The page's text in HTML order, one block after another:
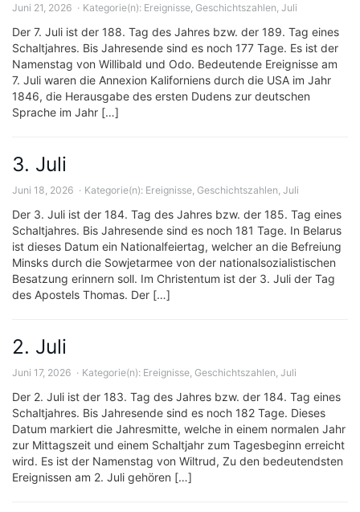
Juni 21, 2026 Kategorie(n): Ereignisse, Geschichtszahlen, Juli
Der 7. Juli ist der 188. Tag des Jahres bzw. der 189. Tag eines
Schaltjahres. Bis Jahresende sind es noch 177 Tage. Es ist der
Namenstag von Willibald und Odo. Bedeutende Ereignisse am
7. Juli waren die Annexion Kaliforniens durch die USA im Jahr
1846, die Herausgabe des ersten Dudens zur deutschen
Sprache im Jahr […]
3. Juli
Juni 18, 2026 Kategorie(n): Ereignisse, Geschichtszahlen, Juli
Der 3. Juli ist der 184. Tag des Jahres bzw. der 185. Tag eines
Schaltjahres. Bis Jahresende sind es noch 181 Tage. In Belarus
ist dieses Datum ein Nationalfeiertag, welcher an die Befreiung
Minsks durch die Sowjetarmee von der nationalsozialistischen
Besatzung erinnern soll. Im Christentum ist der 3. Juli der Tag
des Apostels Thomas. Der […]
2. Juli
Juni 17, 2026 Kategorie(n): Ereignisse, Geschichtszahlen, Juli
Der 2. Juli ist der 183. Tag des Jahres bzw. der 184. Tag eines
Schaltjahres. Bis Jahresende sind es noch 182 Tage. Dieses
Datum markiert die Jahresmitte, welche in einem normalen Jahr
zur Mittagszeit und einem Schaltjahr zum Tagesbeginn erreicht
wird. Es ist der Namenstag von Wiltrud, Zu den bedeutendsten
Ereignissen am 2. Juli gehören […]